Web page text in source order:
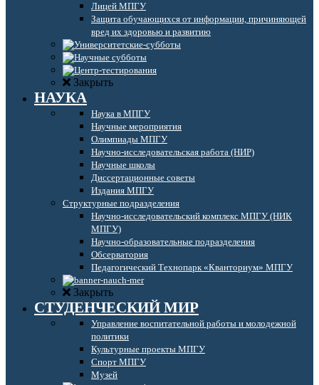
Лицей МПГУ
Защита обучающихся от информации, причиняющей
вред их здоровью и развитию
Закрыть
НАУКА
Наука в МПГУ
Научные мероприятия
Олимпиады МПГУ
Научно-исследовательская работа (НИР)
Научные школы
Диссертационные советы
Издания МПГУ
Структурные подразделения
Научно-исследовательский комплекс МПГУ (НИК
МПГУ)
Научно-образовательные подразделения
Обсерватория
Педагогический Технопарк «Кванториум» МПГУ
Закрыть
СТУДЕНЧЕСКИЙ МИР
Управление воспитательной работы и молодежной
политики
Культурные проекты МПГУ
Спорт МПГУ
Музей